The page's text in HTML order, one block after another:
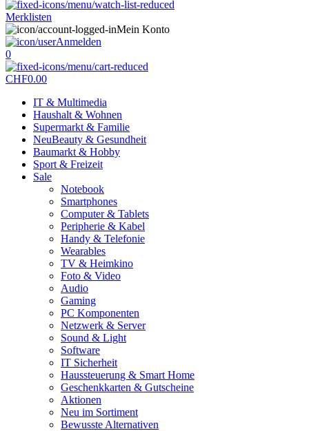
Merklisten
Mein Konto
Anmelden
0
CHF0.00
IT & Multimedia
Haushalt & Wohnen
Supermarkt & Familie
NeuBeauty & Gesundheit
Baumarkt & Hobby
Sport & Freizeit
Sale
Notebook
Smartphones
Computer & Tablets
Peripherie & Kabel
Handy & Telefonie
Wearables
TV & Heimkino
Foto & Video
Audio
Gaming
PC Komponenten
Netzwerk & Server
Sound & Light
Software
IT Sicherheit
Haussteuerung & Smart Home
Geschenkkarten & Gutscheine
Aktionen
Neu im Sortiment
Bewusste Alternativen